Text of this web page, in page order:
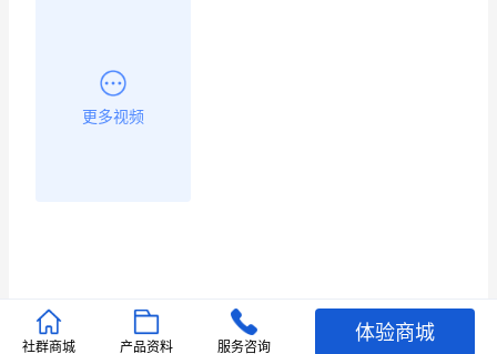
更多视频
推荐文章
社群商城 产品资料 服务咨询
体验商城